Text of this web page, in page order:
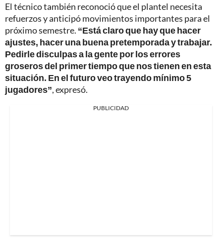
El técnico también reconoció que el plantel necesita
refuerzos y anticipó movimientos importantes para el
próximo semestre. “Está claro que hay que hacer
ajustes, hacer una buena pretemporada y trabajar.
Pedirle disculpas a la gente por los errores
groseros del primer tiempo que nos tienen en esta
situación. En el futuro veo trayendo mínimo 5
jugadores”, expresó.
PUBLICIDAD